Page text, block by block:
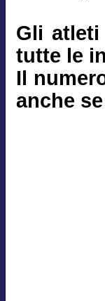
Gli atleti
tutte le
Il
anche